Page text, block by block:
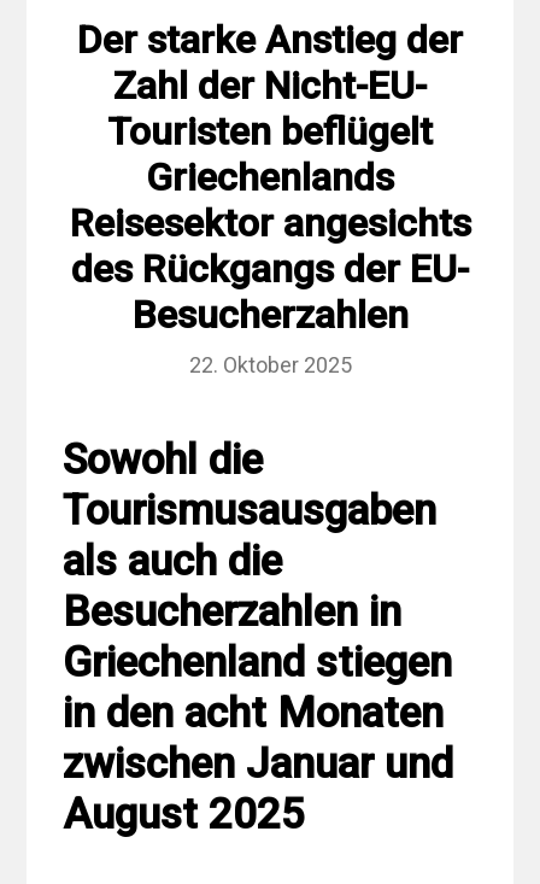
Der starke Anstieg der
Zahl der Nicht-EU-
Touristen beflügelt
Griechenlands
Reisesektor angesichts
des Rückgangs der EU-
Besucherzahlen
22. Oktober 2025
Sowohl die
Tourismusausgaben
als auch die
Besucherzahlen in
Griechenland stiegen
in den acht Monaten
zwischen Januar und
August 2025